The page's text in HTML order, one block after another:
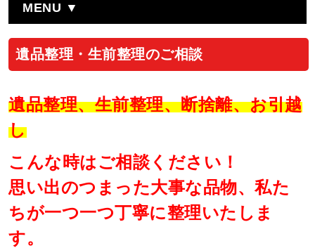
MENU ▼
遺品整理・生前整理のご相談
遺品整理、生前整理、断捨離、お引越
し
こんな時はご相談ください！
思い出のつまった大事な品物、私た
ちが一つ一つ丁寧に整理いたしま
す。